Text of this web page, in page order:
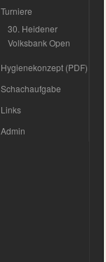
Turniere
30. Heidener
Volksbank Open
Hygienekonzept (PDF)
Schachaufgabe
Links
Admin